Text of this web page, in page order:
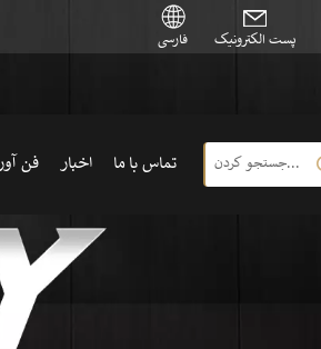
فارسی پست الکترونیک
فن اخبار تماس با ما